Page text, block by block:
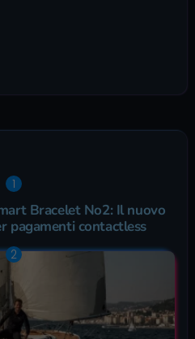
Bracelet No2: Il nuovo
pagamenti contactless